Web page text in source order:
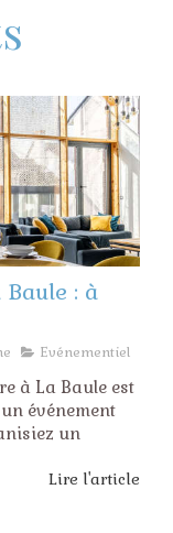
Baule : à
Evénementiel
à La Baule est
événement
un
Lire l'article